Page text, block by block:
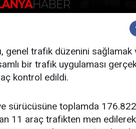
genel trafik düzenini sağlamak
bir trafik uygulaması
kontrol edildi.
sürücüsüne toplamda
11 araç trafikten men